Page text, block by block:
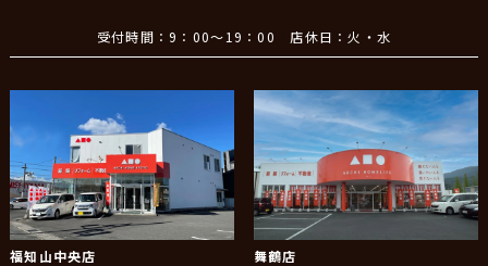
受付時間：9：00～19：00 店休日：火・水
福知山中央店 舞鶴店